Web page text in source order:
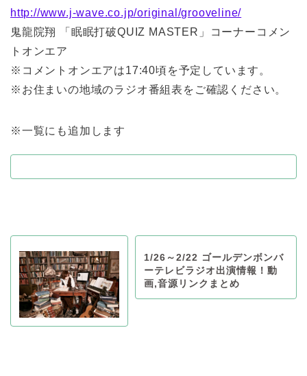
http://www.j-wave.co.jp/original/grooveline/
鬼龍院翔 「眠眠打破QUIZ MASTER」コーナーコメン
トオンエア
※コメントオンエアは17:40頃を予定しています。
※お住まいの地域のラジオ番組表をご確認ください。
※一覧にも追加します
1/26～2/22 ゴールデンボンバ
ーテレビラジオ出演情報！動
画,音源リンクまとめ